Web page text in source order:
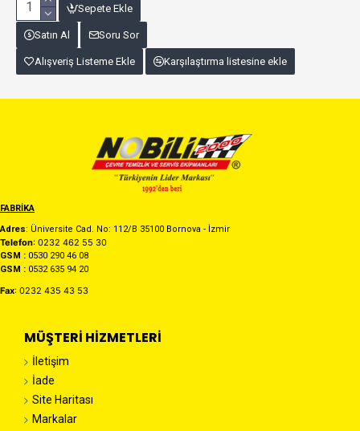
Sepete Ekle
Satın Al Soru Sor
Alışveriş Listeme Ekle Karşılaştırma listesine ekle
FABRİKA
Adres: Üniversite Cad. No: 112/B 35100 Bornova - İzmir
Telefon: 0232 462 55 30
GSM : 0530 290 46 08
GSM : 0532 635 94 20
Fax: 0232 435 43 53
MÜŞTERI HIZMETLERI
İletişim
İade
Site Haritası
Markalar